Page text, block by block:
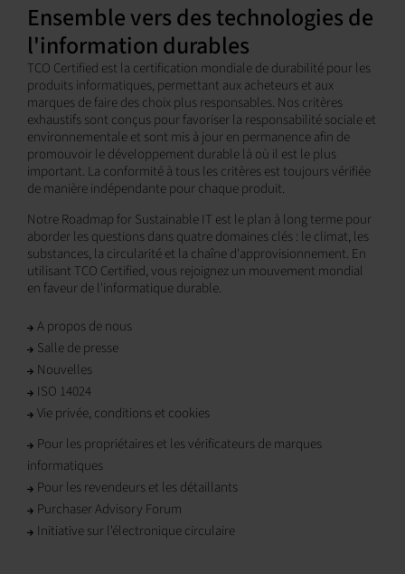
Ensemble vers des technologies de
l'information durables
TCO Certified est la certification mondiale de durabilité pour les
produits informatiques, permettant aux acheteurs et aux
marques de faire des choix plus responsables. Nos critères
exhaustifs sont conçus pour favoriser la responsabilité sociale et
environnementale et sont mis à jour en permanence afin de
promouvoir le développement durable là où il est le plus
important. La conformité à tous les critères est toujours vérifiée
de manière indépendante pour chaque produit.
Notre Roadmap for Sustainable IT est le plan à long terme pour
aborder les questions dans quatre domaines clés : le climat, les
substances, la circularité et la chaîne d'approvisionnement. En
utilisant TCO Certified, vous rejoignez un mouvement mondial
en faveur de l'informatique durable.
A propos de nous
Salle de presse
Nouvelles
ISO 14024
Vie privée, conditions et cookies
Pour les propriétaires et les vérificateurs de marques
informatiques
Pour les revendeurs et les détaillants
Purchaser Advisory Forum
Initiative sur l'électronique circulaire